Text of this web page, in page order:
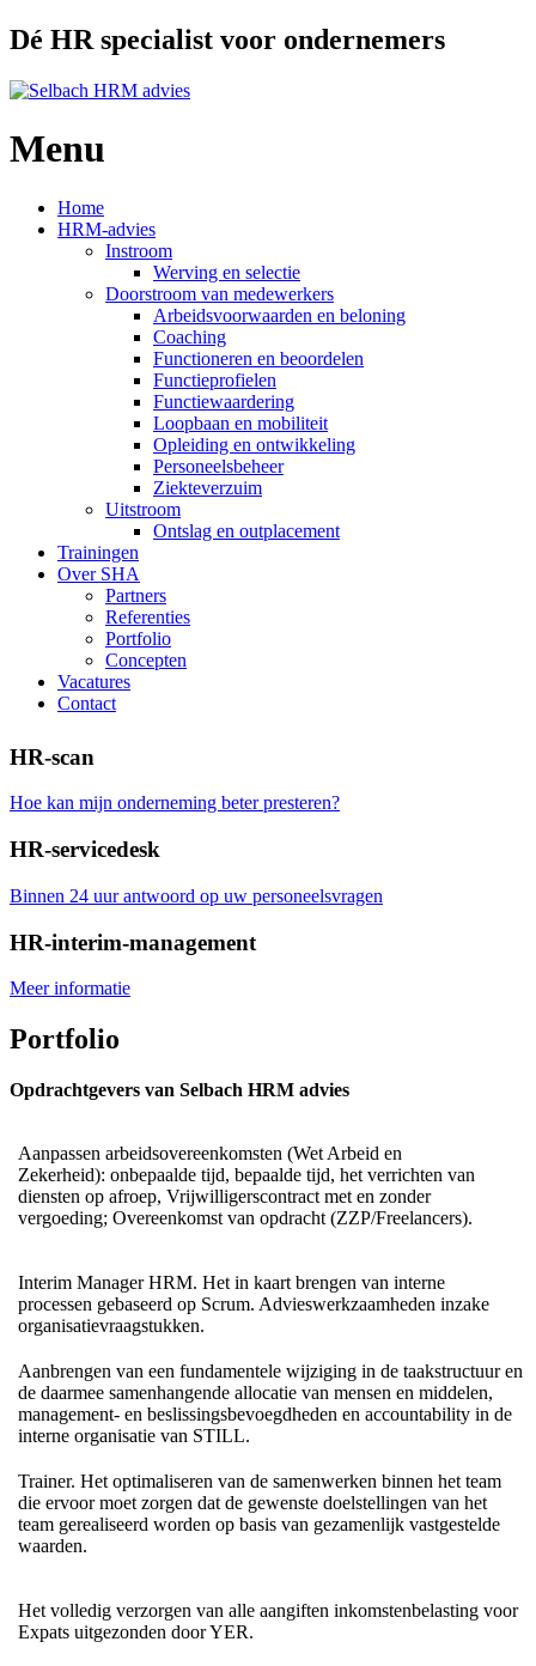
Dé HR specialist voor ondernemers
Menu
naar
Home
HRM-advies
Instroom
Werving en selectie
Doorstroom van medewerkers
Arbeidsvoorwaarden en beloning
Coaching
Functioneren en beoordelen
Functieprofielen
Functiewaardering
Loopbaan en mobiliteit
Opleiding en ontwikkeling
Personeelsbeheer
Ziekteverzuim
Uitstroom
Ontslag en outplacement
Trainingen
Over SHA
Partners
Referenties
Portfolio
Concepten
Vacatures
Contact
HR-scan
Hoe kan mijn onderneming beter presteren?
HR-servicedesk
Binnen 24 uur antwoord op uw personeelsvragen
HR-interim-management
Meer informatie
Portfolio
Opdrachtgevers van Selbach HRM advies
Aanpassen arbeidsovereenkomsten (Wet Arbeid en
Zekerheid): onbepaalde tijd, bepaalde tijd, het verrichten van
diensten op afroep, Vrijwilligerscontract met en zonder
vergoeding; Overeenkomst van opdracht (ZZP/Freelancers).
Interim Manager HRM. Het in kaart brengen van interne
processen gebaseerd op Scrum. Advieswerkzaamheden inzake
organisatievraagstukken.
Aanbrengen van een fundamentele wijziging in de taakstructuur en
de daarmee samenhangende allocatie van mensen en middelen,
management- en beslissingsbevoegdheden en accountability in de
interne organisatie van STILL.
Trainer. Het optimaliseren van de samenwerken binnen het team
die ervoor moet zorgen dat de gewenste doelstellingen van het
team gerealiseerd worden op basis van gezamenlijk vastgestelde
waarden.
Het volledig verzorgen van alle aangiften inkomstenbelasting voor
Expats uitgezonden door YER.